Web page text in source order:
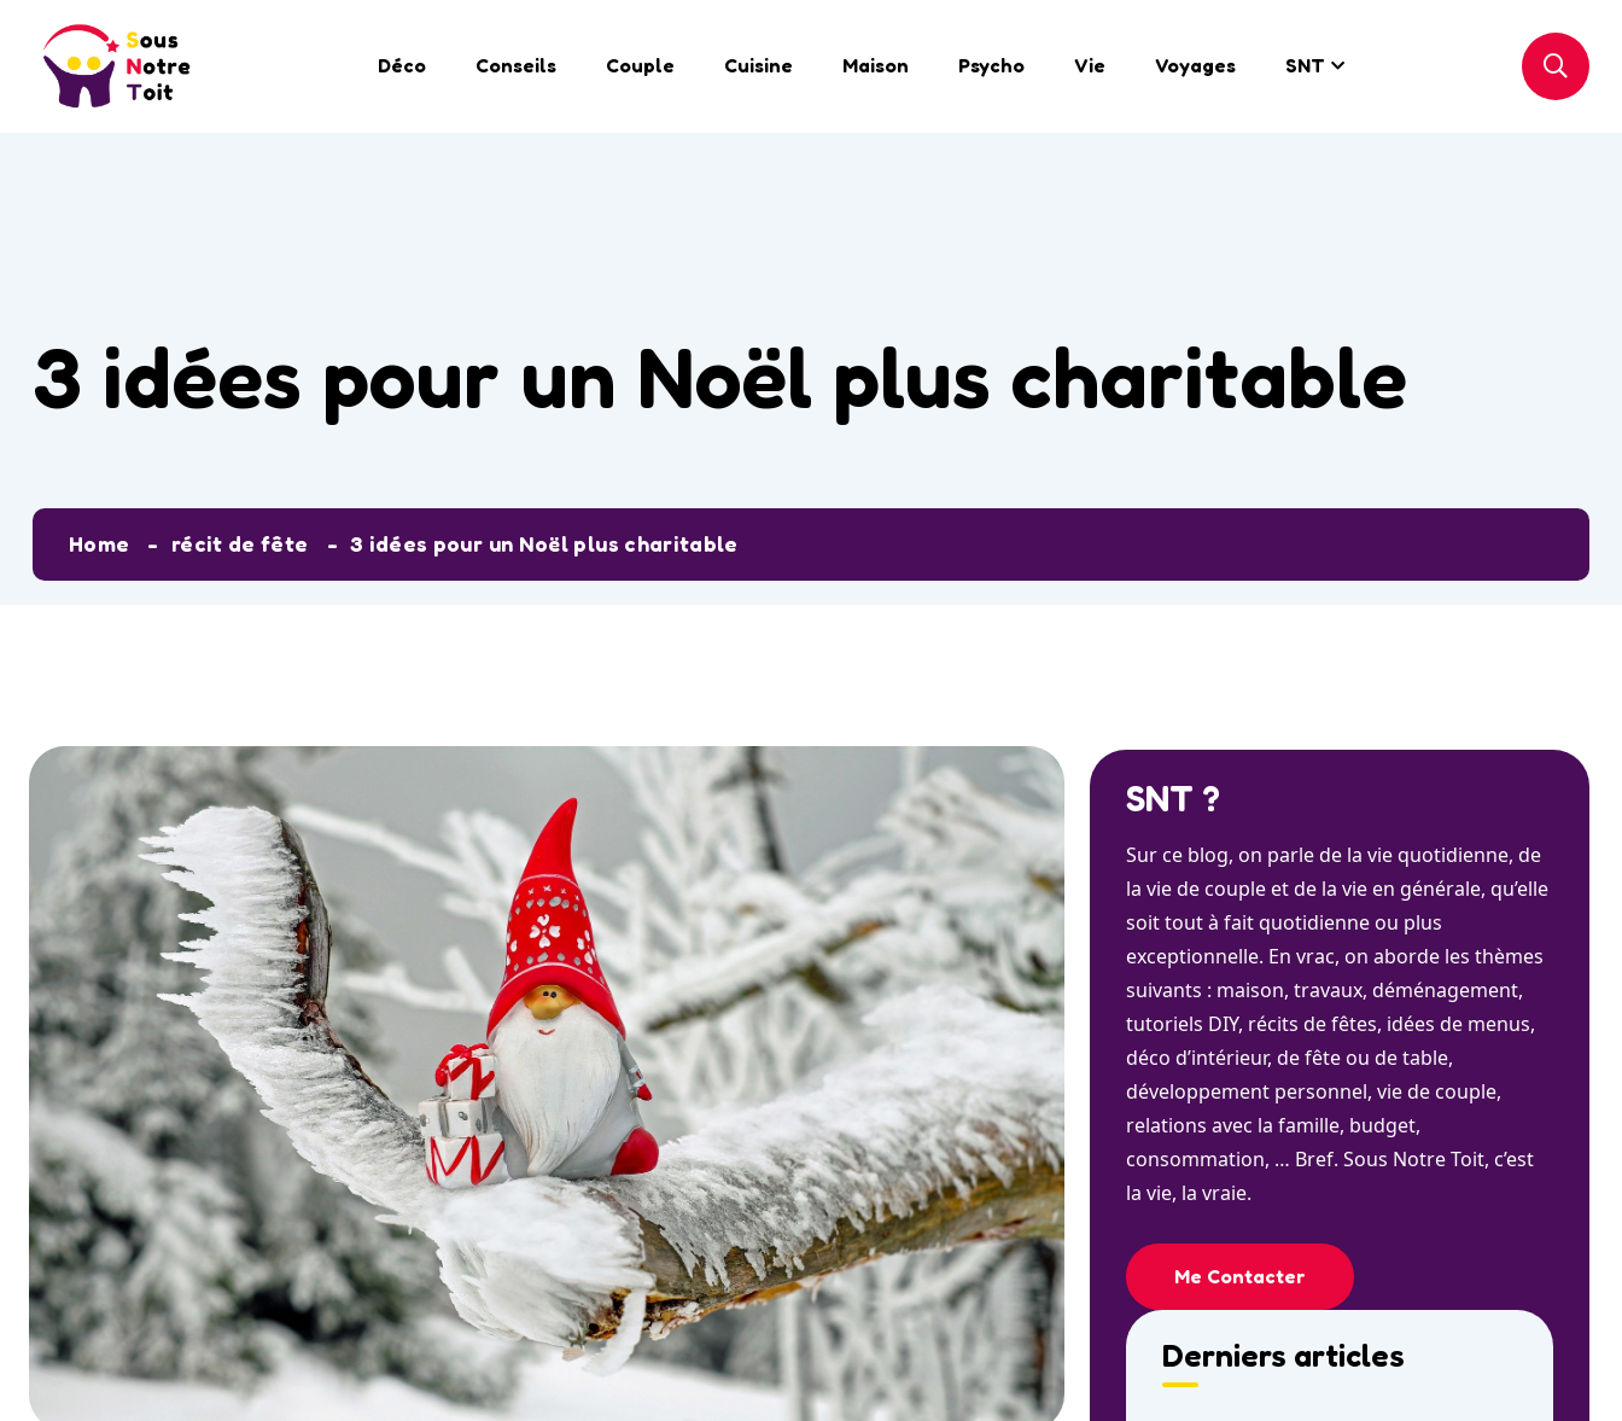
Déco Conseils Couple Cuisine Maison Psycho Vie Voyages SNT
3 idées pour un Noël plus charitable
Home récit de fête 3 idées pour un Noël plus charitable
SNT ?
Sur ce blog, on parle de la vie quotidienne, de
la vie de couple et de la vie en générale, qu’elle
soit tout à fait quotidienne ou plus
exceptionnelle. En vrac, on aborde les thèmes
suivants : maison, travaux, déménagement,
tutoriels DIY, récits de fêtes, idées de menus,
déco d’intérieur, de fête ou de table,
développement personnel, vie de couple,
relations avec la famille, budget,
consommation, … Bref. Sous Notre Toit, c’est
la vie, la vraie.
Me Contacter
Derniers articles